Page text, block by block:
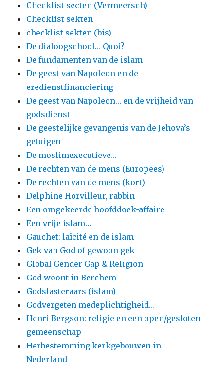
Checklist secten (Vermeersch)
Checklist sekten
checklist sekten (bis)
De dialoogschool… Quoi?
De fundamenten van de islam
De geest van Napoleon en de
eredienstfinanciering
De geest van Napoleon… en de vrijheid van
godsdienst
De geestelijke gevangenis van de Jehova’s
getuigen
De moslimexecutieve…
De rechten van de mens (Europees)
De rechten van de mens (kort)
Delphine Horvilleur, rabbin
Een omgekeerde hoofddoek-affaire
Een vrije islam…
Gauchet: laïcité en de islam
Gek van God of gewoon gek
Global Gender Gap & Religion
God woont in Berchem
Godslasteraars (islam)
Godvergeten medeplichtigheid…
Henri Bergson: religie en een open/gesloten
gemeenschap
Herbestemming kerkgebouwen in
Nederland